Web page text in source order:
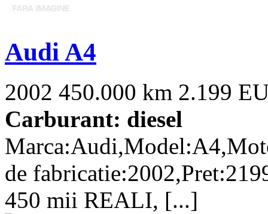
Audi A4
2002 450.000 km 2.199
Carburant: diesel
de
450 mii REALI, [...]